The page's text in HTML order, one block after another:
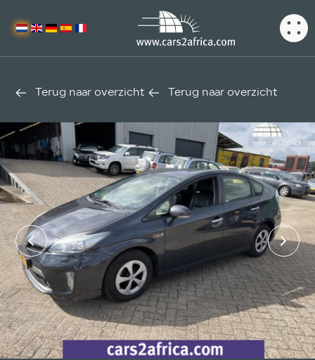
Terug naar overzicht Terug naar overzicht